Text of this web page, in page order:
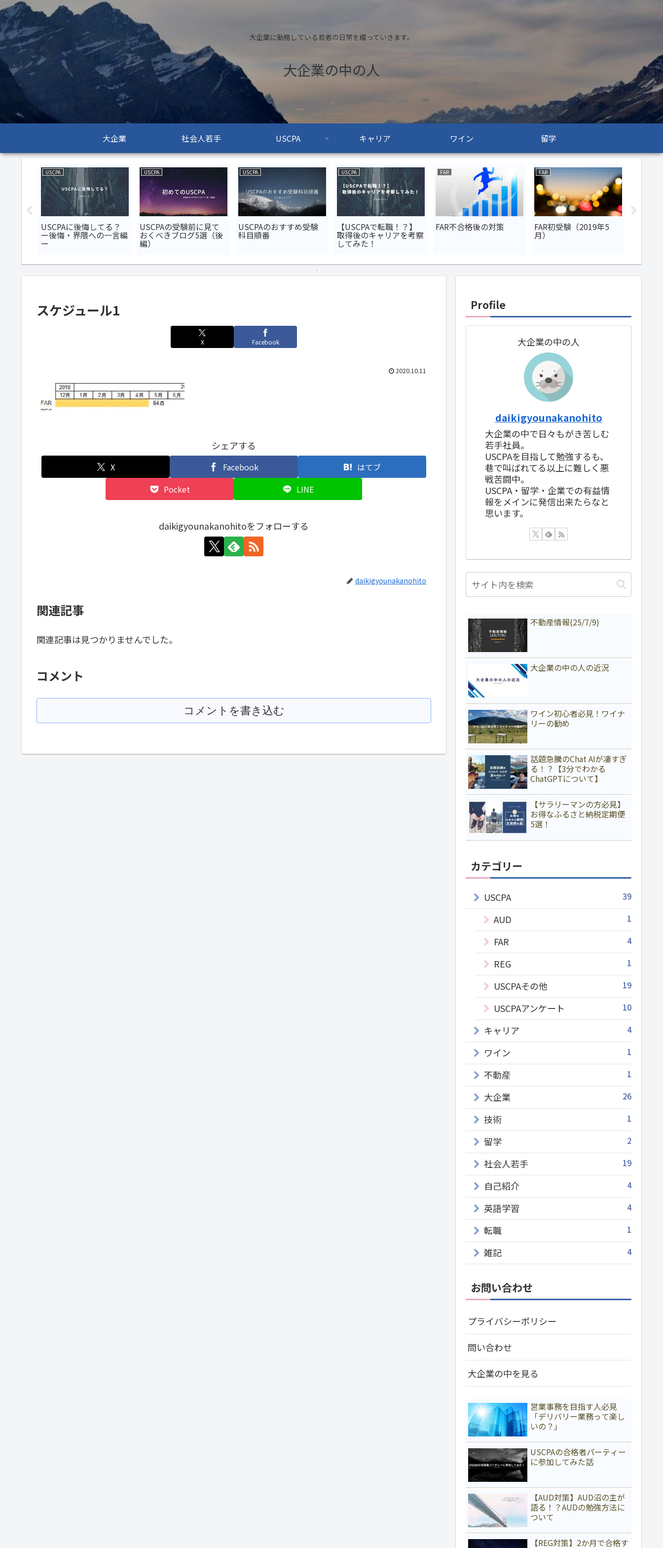
大企業に勤務している若者の日常を綴っていきます。
大企業の中の人
大企業 社会人若手 USCPA キャリア ワイン 留学
USCPA
USCPAに後悔してる？
ー後悔・界隈への一言編
ー
USCPA
USCPAの受験前に見て
おくべきブログ5選（後
編）
USCPA
USCPAのおすすめ受験
科目順番
USCPA
【USCPAで転職！？】
取得後のキャリアを考察
してみた！
FAR
FAR不合格後の対策
FAR
FAR初受験（2019年5
月）
スケジュール1
X Facebook
2020.10.11
シェアする
X Facebook
はてブ
Pocket
LINE
daikigyounakanohitoをフォローする
daikigyounakanohito
関連記事
関連記事は見つかりませんでした。
コメント
コメントを書き込む
Profile
大企業の中の人
daikigyounakanohito
大企業の中で日々もがき苦しむ
若手社員。
USCPAを目指して勉強するも、
巷で叫ばれてる以上に難しく悪
戦苦闘中。
USCPA・留学・企業での有益情
報をメインに発信出来たらなと
思います。
不動産情報(25/7/9)
大企業の中の人の近況
ワイン初心者必見！ワイナ
リーの勧め
話題急騰のChat AIが凄すぎ
る！？【3分でわかる
ChatGPTについて】
【サラリーマンの方必見】
お得なふるさと納税定期便
5選！
カテゴリー
USCPA 39
AUD 1
FAR 4
REG 1
USCPAその他 19
USCPAアンケート 10
キャリア 4
ワイン 1
不動産 1
大企業 26
技術 1
留学 2
社会人若手 19
自己紹介 4
英語学習 4
転職 1
雑記 4
お問い合わせ
プライバシーポリシー
問い合わせ
大企業の中を見る
営業事務を目指す人必見
「デリバリー業務って楽し
いの？」
USCPAの合格者パーティー
に参加してみた話
【AUD対策】AUD沼の主が
語る！？AUDの勉強方法に
ついて
【REG対策】2か月で合格す